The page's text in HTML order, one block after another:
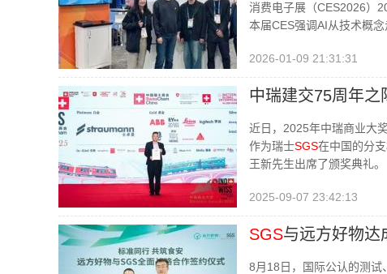
消费电子展（CES2026）
本届CES强调AI从技术概
2026-01-09 21:31:31
中瑞建交75周年之
近日，2025年中瑞商业大
作为瑞士SGS在中国的分
王新先生出席了颁奖典礼。
2025-09-07 23:42:13
SGS与远方好物达
8月18日，国际公认的测试